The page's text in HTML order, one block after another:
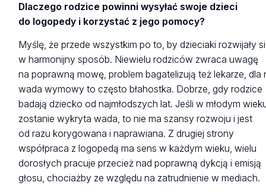
Dlaczego rodzice powinni wysyłać swoje dzieci
do logopedy i korzystać z jego pomocy?
Myślę, że przede wszystkim po to, by dzieciaki rozwijały
w harmonijny sposób. Niewielu rodziców zwraca uwagę
na poprawną mowę, problem bagatelizują też lekarze, dla
wada wymowy to często błahostka. Dobrze, gdy rodzice
badają dziecko od najmłodszych lat. Jeśli w młodym
zostanie wykryta wada, to nie ma szansy rozwoju i jest
od razu korygowana i naprawiana. Z drugiej strony
współpraca z logopedą ma sens w każdym wieku, wielu
dorosłych pracuje przecież nad poprawną dykcją i emisją
głosu, chociażby ze względu na zatrudnienie w mediach.